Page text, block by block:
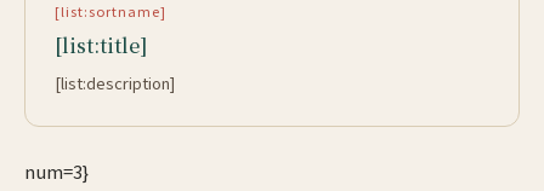
[list:sortname]
[list:title]
[list:description]
num=3}